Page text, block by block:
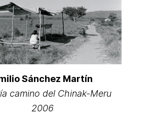
Sánchez Martín
camino del Chinak-Meru
2006